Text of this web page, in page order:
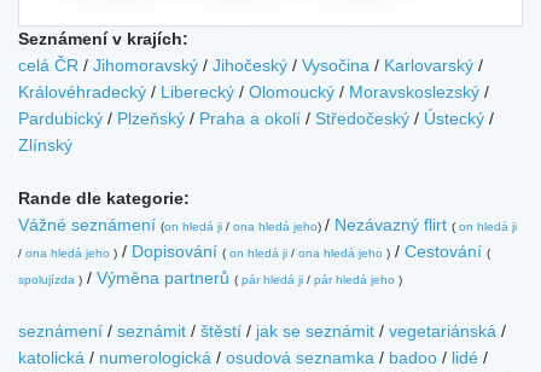
Seznámení v krajích:
celá ČR / Jihomoravský / Jihočeský / Vysočina / Karlovarský /
Královéhradecký / Liberecký / Olomoucký / Moravskoslezský /
Pardubický / Plzeňský / Praha a okolí / Středočeský / Ústecký /
Zlínský
Rande dle kategorie:
Vážné seznámení (on hledá ji / ona hledá jeho) / Nezávazný flirt ( on hledá ji
/ ona hledá jeho ) / Dopisování ( on hledá ji / ona hledá jeho ) / Cestování (
spolujízda ) / Výměna partnerů ( pár hledá ji / pár hledá jeho )
seznámení / seznámit / štěstí / jak se seznámit / vegetariánská /
katolická / numerologická / osudová seznamka / badoo / lidé /